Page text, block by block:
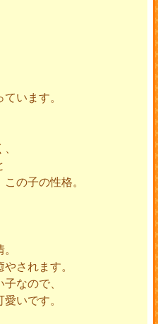
います。
の子の性格。
されます。
なので、
いです。